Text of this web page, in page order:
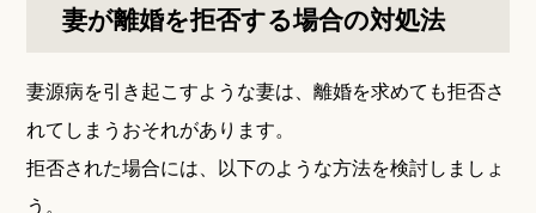
妻が離婚を拒否する場合の対処法
妻源病を引き起こすような妻は、離婚を求めても拒否さ
れてしまうおそれがあります。
拒否された場合には、以下のような方法を検討しましょ
う。